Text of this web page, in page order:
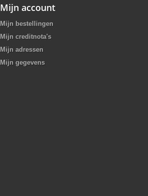
Mijn account
Mijn bestellingen
Mijn creditnota's
Mijn adressen
Mijn gegevens